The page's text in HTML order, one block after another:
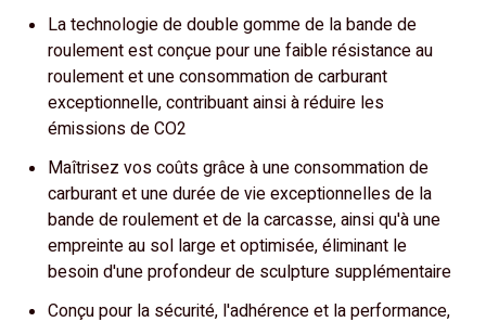
La technologie de double gomme de la bande de
roulement est conçue pour une faible résistance au
roulement et une consommation de carburant
exceptionnelle, contribuant ainsi à réduire les
émissions de CO2
Maîtrisez vos coûts grâce à une consommation de
carburant et une durée de vie exceptionnelles de la
bande de roulement et de la carcasse, ainsi qu'à une
empreinte au sol large et optimisée, éliminant le
besoin d'une profondeur de sculpture supplémentaire
Conçu pour la sécurité, l'adhérence et la performance,